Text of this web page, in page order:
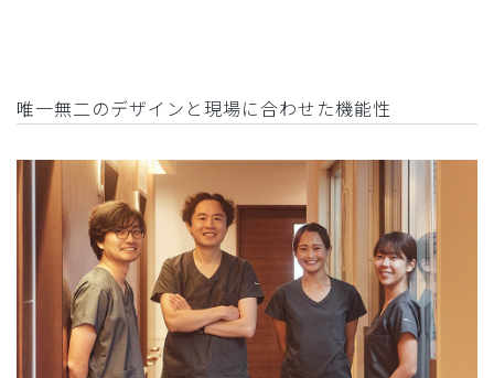
唯一無二のデザインと現場に合わせた機能性